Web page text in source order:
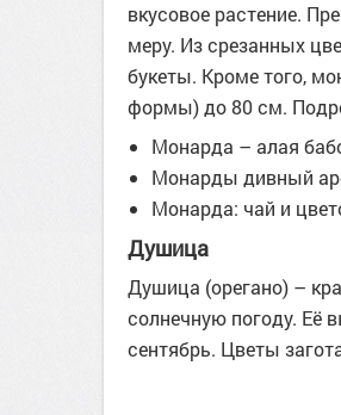
вкусовое растение.
меру. Из срезанных
букеты. Кроме того,
формы) до 80 см.
Монарда – алая
Монарды дивный
Монарда: чай и
Душица
Душица (орегано) –
солнечную погоду. Её
сентябрь. Цветы